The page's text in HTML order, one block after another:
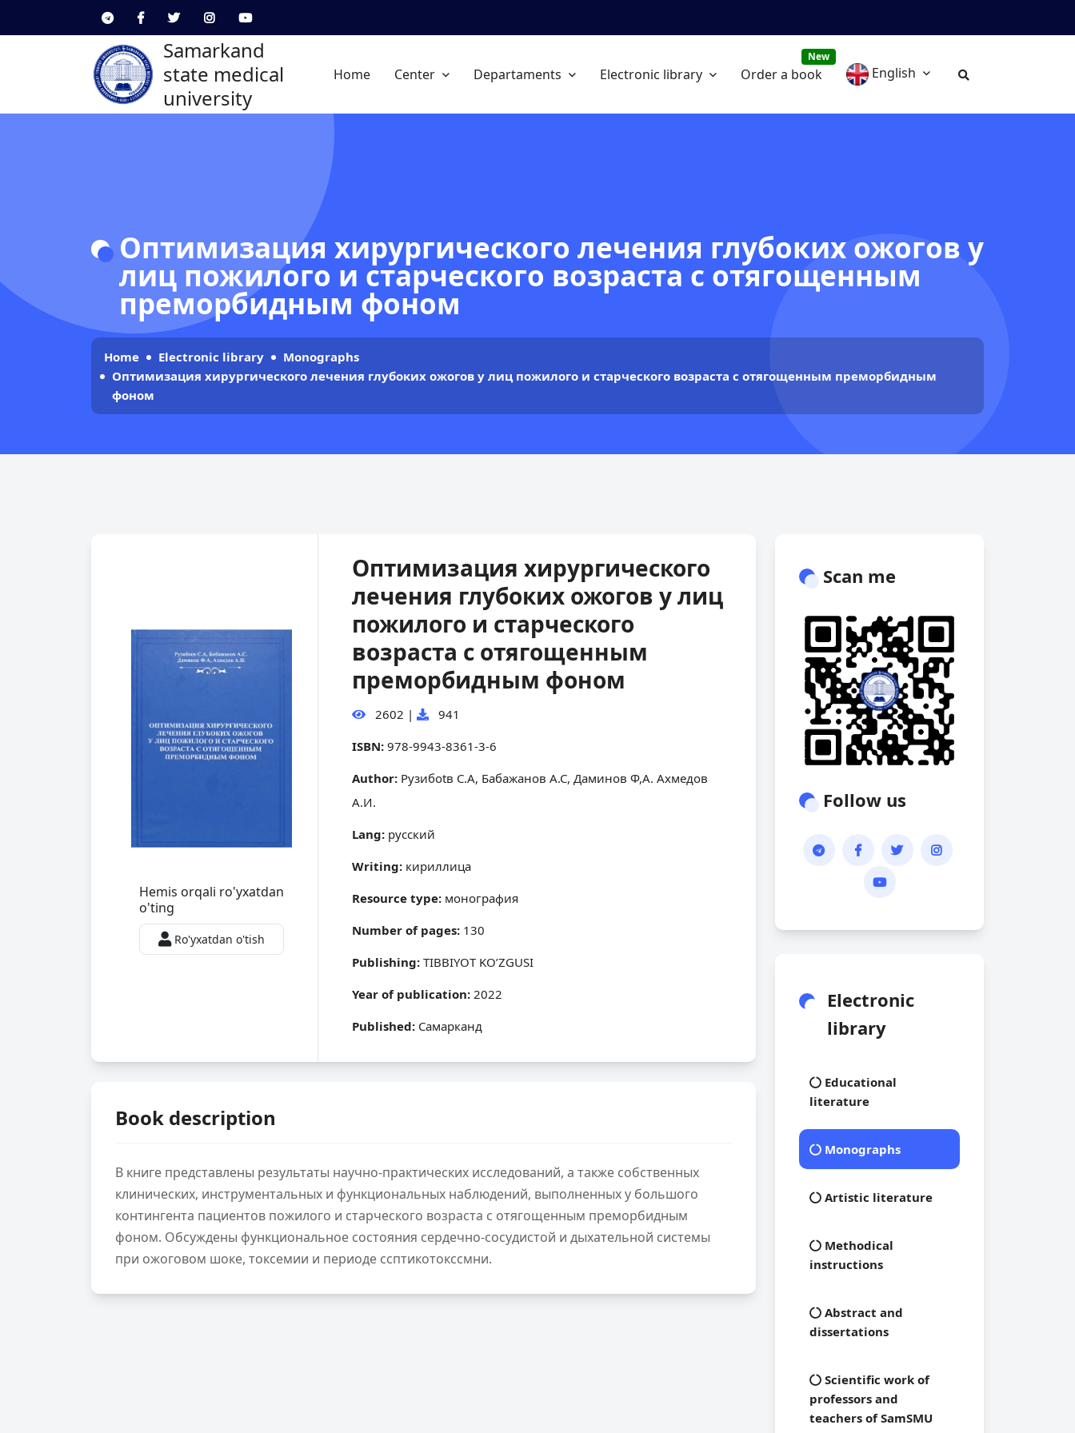
Samarkand
state medical
university
Home Center Departaments Electronic library Order a book
New
English
Оптимизация хирургического лечения глубоких ожогов у
лиц пожилого и старческого возраста с отягощенным
преморбидным фоном
Home Electronic library
Monographs
Оптимизация хирургического лечения глубоких ожогов у лиц пожилого и старческого возраста с отягощенным преморбидным
фоном
Hemis orqali ro'yxatdan
o'ting
Ro'yxatdan o'tish
Оптимизация хирургического
лечения глубоких ожогов у лиц
пожилого и старческого
возраста с отягощенным
преморбидным фоном
2602 |
941
ISBN: 978-9943-8361-3-6
Author: Рузибоtв С.А, Бабажанов А.С, Даминов Ф,А. Ахмедов
А.И.
Lang: русский
Writing: кириллица
Resource type: монография
Number of pages: 130
Publishing: TIBBIYOT KO’ZGUSI
Year of publication: 2022
Published: Самарканд
Book description
В книге представлены результаты научно-практических исследований, а также собственных
клинических, инструментальных и функциональных наблюдений, выполненных у большого
контингента пациентов пожилого и старческого возраста с отягощенным преморбидным
фоном. Обсуждены функциональное состояния сердечно-сосудистой и дыхательной системы
при ожоговом шоке, токсемии и периоде ссптикотокссмни.
Scan me
Follow us
Electronic
library
Educational
literature
Monographs
Artistic literature
Methodical
instructions
Abstract and
dissertations
Scientific work of
professors and
teachers of SamSMU